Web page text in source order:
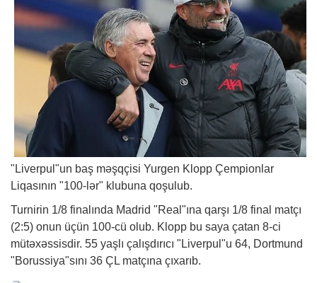
"Liverpul"un baş məşqçisi Yurgen Klopp Çempionlar
Liqasının "100-lər" klubuna qoşulub.
Turnirin 1/8 finalında Madrid "Real"ına qarşı 1/8 final matçı
(2:5) onun üçün 100-cü olub. Klopp bu saya çatan 8-ci
mütəxəssisdir. 55 yaşlı çalışdırıcı "Liverpul"u 64, Dortmund
"Borussiya"sını 36 ÇL matçına çıxarıb.